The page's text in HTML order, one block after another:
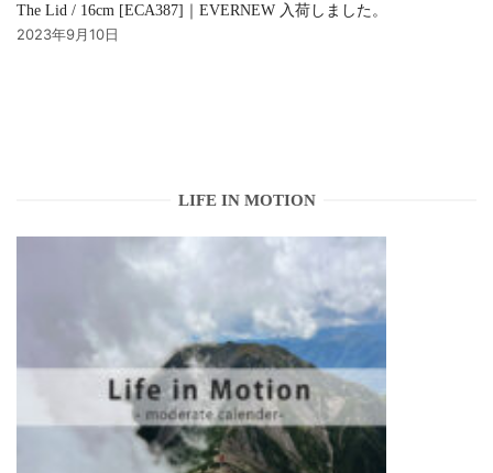
The Lid / 16cm [ECA387]｜EVERNEW 入荷しました。
2023年9月10日
LIFE IN MOTION